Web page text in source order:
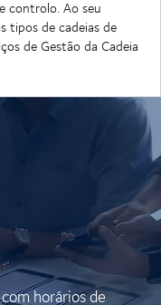
controlo. Ao seu
tipos de cadeias de
de Gestão da Cadeia
horários de